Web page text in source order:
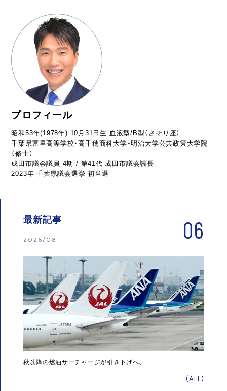
プロフィール
昭和53年(1978年) 10月31日生 血液型/B型（さそり座）
千葉県富里高等学校・高千穂商科大学・明治大学公共政策大学院
（修士）
成田市議会議員 4期 / 第41代 成田市議会議長
2023年 千葉県議会選挙 初当選
最新記事
2026/08 06
秋以降の燃油サーチャージが引き下げへ。
(ALL)